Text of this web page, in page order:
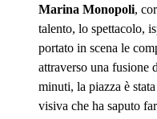
Marina Monopoli,
talento, lo spettacolo,
portato in scena le
attraverso una fusione
minuti, la piazza è
visiva che ha saputo